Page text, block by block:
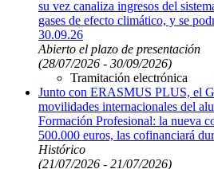
su vez canaliza ingresos del
gases de efecto climático, y se
30.09.26
Abierto el plazo de presentación
(28/07/2026 - 30/09/2026)
Tramitación electrónica
Junto con ERASMUS PLUS, el
movilidades internacionales del
Formación Profesional: la nueva
500.000 euros, las cofinanciará
Histórico
(21/07/2026 - 21/07/2026)